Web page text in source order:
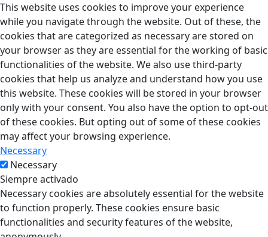
This website uses cookies to improve your experience
while you navigate through the website. Out of these, the
cookies that are categorized as necessary are stored on
your browser as they are essential for the working of basic
functionalities of the website. We also use third-party
cookies that help us analyze and understand how you use
this website. These cookies will be stored in your browser
only with your consent. You also have the option to opt-out
of these cookies. But opting out of some of these cookies
may affect your browsing experience.
Necessary
Necessary
Siempre activado
Necessary cookies are absolutely essential for the website
to function properly. These cookies ensure basic
functionalities and security features of the website,